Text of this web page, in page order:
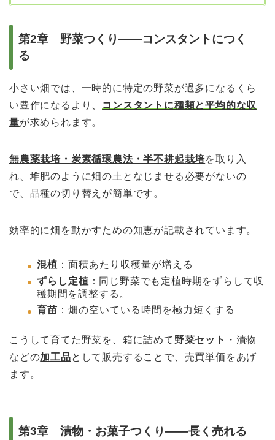
第2章 野菜つくり――コンスタントにつく
る
小さい畑では、一時的に特定の野菜が過多になるくら
い豊作になるより、
コンスタントに種類と平均的な収
量が求められます。
無農薬栽培・炭素循環農法・半不耕起栽培を取り入
れ、堆肥のように畑の土となじませる必要がないの
で、品種の切り替えが簡単です。
効率的に畑を動かすための知恵が記載されています。
混植 ：面積あたり収穫量が増える
ずらし 定植 ： 同じ野菜でも定植時期をずらして収
穫期間を調整する。
育苗 ：畑の空いている時間を極力短くする
こうして育てた野菜を、箱に詰めて 野菜セット
・漬物
などの加工品として販売することで、売買単価をあげ
ます。
第3章 漬物・お菓子つくり――長く売れる